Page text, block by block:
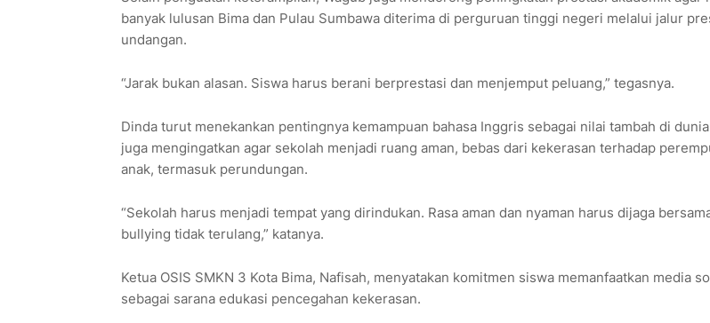
banyak lulusan Bima dan Pulau Sumbawa diterima di perguruan tinggi negeri melalui jalur
undangan.
“Jarak bukan alasan. Siswa harus berani berprestasi dan menjemput peluang,” tegasnya.
Dinda turut menekankan pentingnya kemampuan bahasa Inggris sebagai nilai tambah di
juga mengingatkan agar sekolah menjadi ruang aman, bebas dari kekerasan terhadap
anak, termasuk perundungan.
“Sekolah harus menjadi tempat yang dirindukan. Rasa aman dan nyaman harus dijaga
bullying tidak terulang,” katanya.
Ketua OSIS SMKN 3 Kota Bima, Nafisah, menyatakan komitmen siswa memanfaatkan media
sebagai sarana edukasi pencegahan kekerasan.